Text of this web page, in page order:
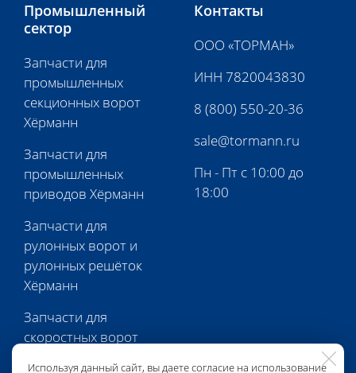
Используя данный сайт, вы даете согласие на использование
Промышленный
сектор
Запчасти для
промышленных
секционных ворот
Хёрманн
Запчасти для
промышленных
приводов Хёрманн
Запчасти для
рулонных ворот и
рулонных решёток
Хёрманн
Запчасти для
скоростных ворот
Контакты
ООО «ТОРМАН»
ИНН 7820043830
8 (800) 550-20-36
sale@tormann.ru
Пн - Пт с 10:00 до
18:00